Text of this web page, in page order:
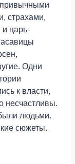
страхами,
и царь-
Одни
к власти,
несчастливы.
людьми.
сюжеты.